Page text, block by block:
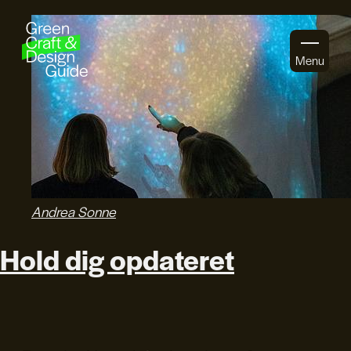
Gå til indhold
Menu
Andrea Sonne
Hold dig opdateret